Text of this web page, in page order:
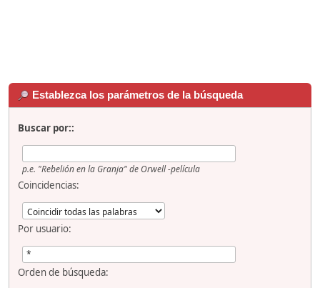
Establezca los parámetros de la búsqueda
Buscar por::
p.e. "Rebelión en la Granja" de Orwell -película
Coincidencias:
Por usuario:
Orden de búsqueda: